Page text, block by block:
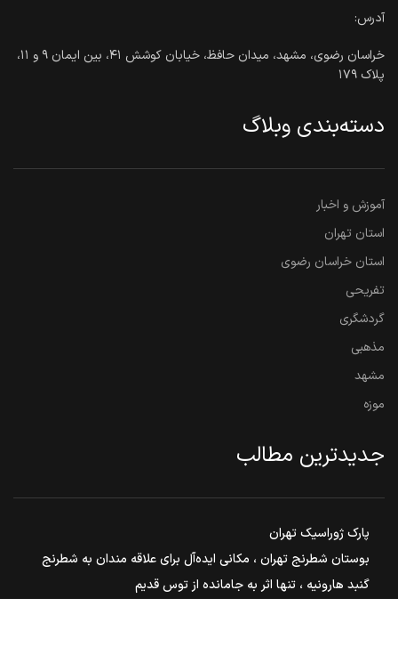
آدرس:
خراسان رضوی، مشهد، میدان حافظ، خیابان کوشش ۴۱، بین ایمان ۹ و ۱۱،
پلاک ۱۷۹
دسته‌بندی وبلاگ
آموزش و اخبار
استان تهران
استان خراسان رضوی
تفریحی
گردشگری
مذهبی
مشهد
موزه
جدیدترین مطالب
پارک ژوراسیک تهران
بوستان شطرنج تهران ، مکانی ایده‌آل برای علاقه مندان به شطرنج
گنبد هارونیه ، تنها اثر به جامانده از توس قدیم